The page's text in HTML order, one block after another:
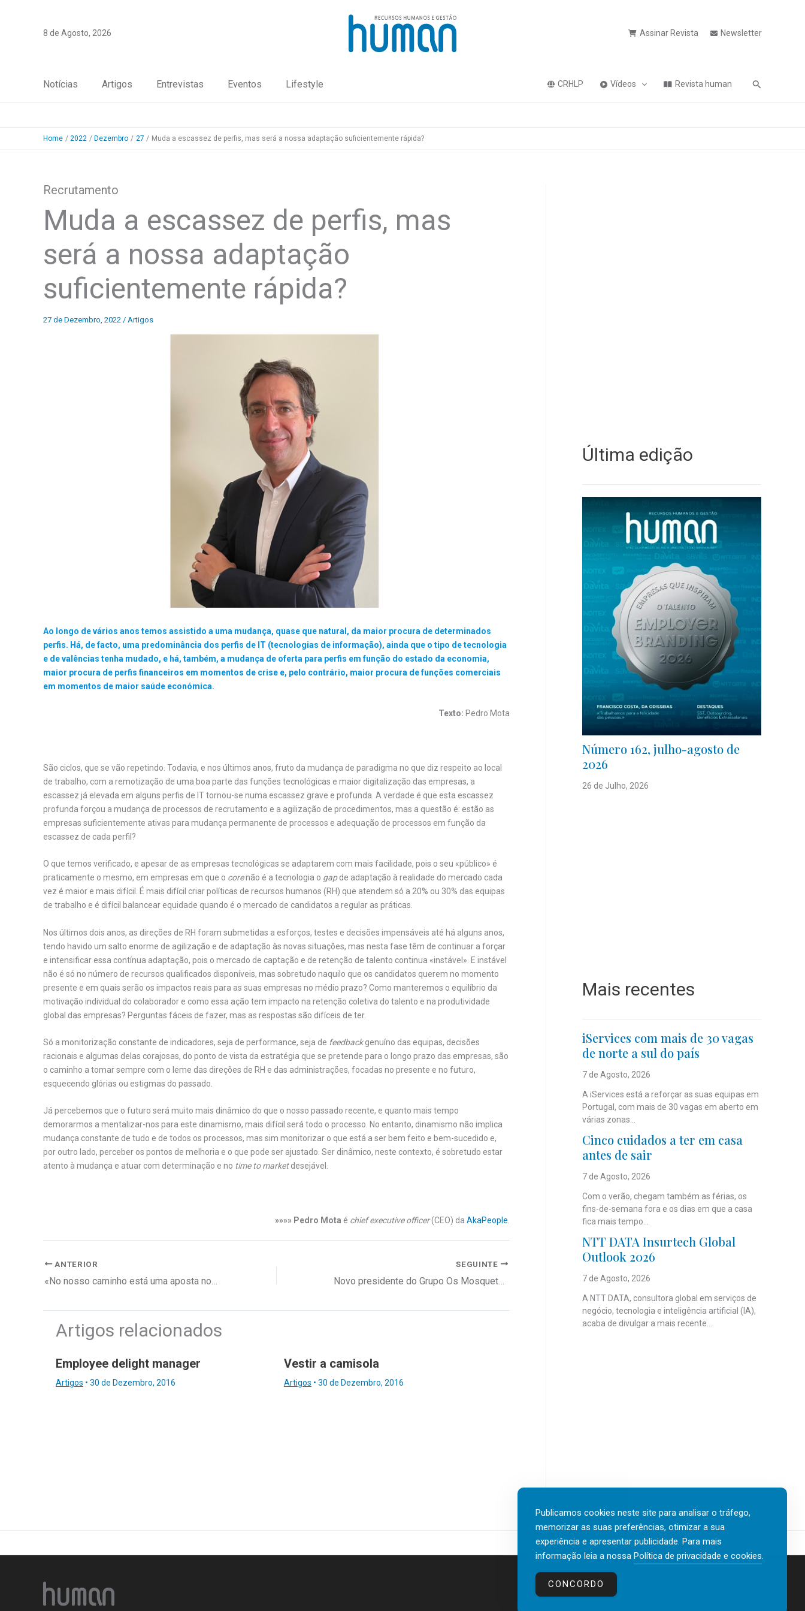
8 de Agosto, 2026 Assinar Revista Newsletter
Notícias Artigos Entrevistas Eventos Lifestyle CRHLP Vídeos Revista human Pesquisa
Home 2022 Dezembro 27 Muda a escassez de perfis, mas será a nossa adaptação suficientemente rápida?
Recrutamento
Muda a escassez de perfis, mas
será a nossa adaptação
suficientemente rápida?
27 de Dezembro, 2022 / Artigos
Ao longo de vários anos temos assistido a uma mudança, quase que natural, da maior procura de determinados
perfis. Há, de facto, uma predominância dos perfis de IT (tecnologias de informação), ainda que o tipo de tecnologia
e de valências tenha mudado, e há, também, a mudança de oferta para perfis em função do estado da economia,
maior procura de perfis financeiros em momentos de crise e, pelo contrário, maior procura de funções comerciais
em momentos de maior saúde económica.
Texto: Pedro Mota
São ciclos, que se vão repetindo. Todavia, e nos últimos anos, fruto da mudança de paradigma no que diz respeito ao local
de trabalho, com a remotização de uma boa parte das funções tecnológicas e maior digitalização das empresas, a
escassez já elevada em alguns perfis de IT tornou-se numa escassez grave e profunda. A verdade é que esta escassez
profunda forçou a mudança de processos de recrutamento e a agilização de procedimentos, mas a questão é: estão as
empresas suficientemente ativas para mudança permanente de processos e adequação de processos em função da
escassez de cada perfil?
O que temos verificado, e apesar de as empresas tecnológicas se adaptarem com mais facilidade, pois o seu «público» é
praticamente o mesmo, em empresas em que o corenão é a tecnologia o gapde adaptação à realidade do mercado cada
vez é maior e mais difícil. É mais difícil criar políticas de recursos humanos (RH) que atendem só a 20% ou 30% das equipas
de trabalho e é difícil balancear equidade quando é o mercado de candidatos a regular as práticas.
Nos últimos dois anos, as direções de RH foram submetidas a esforços, testes e decisões impensáveis até há alguns anos,
tendo havido um salto enorme de agilização e de adaptação às novas situações, mas nesta fase têm de continuar a forçar
e intensificar essa contínua adaptação, pois o mercado de captação e de retenção de talento continua «instável». E instável
não é só no número de recursos qualificados disponíveis, mas sobretudo naquilo que os candidatos querem no momento
presente e em quais serão os impactos reais para as suas empresas no médio prazo? Como manteremos o equilíbrio da
motivação individual do colaborador e como essa ação tem impacto na retenção coletiva do talento e na produtividade
global das empresas? Perguntas fáceis de fazer, mas as respostas são difíceis de ter.
Só a monitorização constante de indicadores, seja de performance, seja de feedbackgenuíno das equipas, decisões
racionais e algumas delas corajosas, do ponto de vista da estratégia que se pretende para o longo prazo das empresas, são
o caminho a tomar sempre com o leme das direções de RH e das administrações, focadas no presente e no futuro,
esquecendo glórias ou estigmas do passado.
Já percebemos que o futuro será muito mais dinâmico do que o nosso passado recente, e quanto mais tempo
demorarmos a mentalizar-nos para este dinamismo, mais difícil será todo o processo. No entanto, dinamismo não implica
mudança constante de tudo e de todos os processos, mas sim monitorizar o que está a ser bem feito e bem-sucedido e,
por outro lado, perceber os pontos de melhoria e o que pode ser ajustado. Ser dinâmico, neste contexto, é sobretudo estar
atento à mudança e atuar com determinação e no time to marketdesejável.
»»»» Pedro Mota é chief executive officer(CEO) da AkaPeople
ANTERIOR SEGUINTE
Artigos relacionados
Employee delight manager
Artigos • 30 de Dezembro, 2016
Vestir a camisola
Artigos • 30 de Dezembro, 2016
Última edição
Número 162, julho-agosto de
2026
26 de Julho, 2026
Mais recentes
iServices com mais de 30 vagas
de norte a sul do país
7 de Agosto, 2026
A iServices está a reforçar as suas equipas em
Portugal, com mais de 30 vagas em aberto em
várias zonas...
Cinco cuidados a ter em casa
antes de sair
7 de Agosto, 2026
Com o verão, chegam também as férias, os
fins-de-semana fora e os dias em que a casa
fica mais tempo...
NTT DATA Insurtech Global
Outlook 2026
7 de Agosto, 2026
A NTT DATA, consultora global em serviços de
negócio, tecnologia e inteligência artificial (IA),
acaba de divulgar a mais recente...
Contactos
Publicamos cookies neste site para analisar o tráfego,
memorizar as suas preferências, otimizar a sua
experiência e apresentar publicidade. Para mais
informação leia a nossa Política de privacidade e cookies.
CONCORDO